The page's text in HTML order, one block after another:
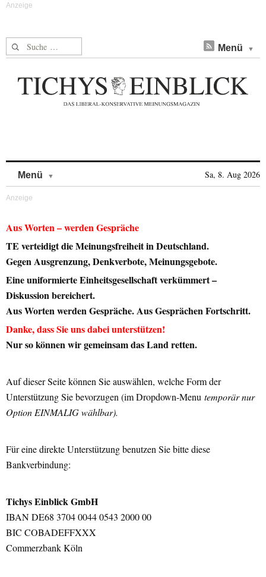
Suche nach: Menü
Menü Sa, 8. Aug 2026
Aus Worten – werden Gespräche
TE verteidigt die Meinungsfreiheit in Deutschland.
Gegen Ausgrenzung, Denkverbote, Meinungsgebote.
Eine uniformierte Einheitsgesellschaft verkümmert –
Diskussion bereichert.
Aus Worten werden Gespräche. Aus Gesprächen Fortschritt.
Danke, dass Sie uns dabei unterstützen!
Nur so können wir gemeinsam das Land retten.
Auf dieser Seite können Sie auswählen, welche Form der
Unterstützung Sie bevorzugen (im Dropdown-Menu temporär nur
Option EINMALIG wählbar).
Für eine direkte Unterstützung benutzen Sie bitte diese
Bankverbindung:
Tichys Einblick GmbH
IBAN DE68 3704 0044 0543 2000 00
BIC COBADEFFXXX
Commerzbank Köln